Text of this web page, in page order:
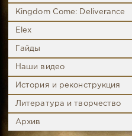
Kingdom Come: Deliverance
Elex
Гайды
Наши видео
История и реконструкция
Литература и творчество
Архив